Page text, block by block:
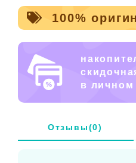
100%
в личном
Отзывы(0)